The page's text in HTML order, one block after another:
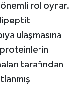
rol oynar.
ulaşmasına
proteinlerin
tarafından